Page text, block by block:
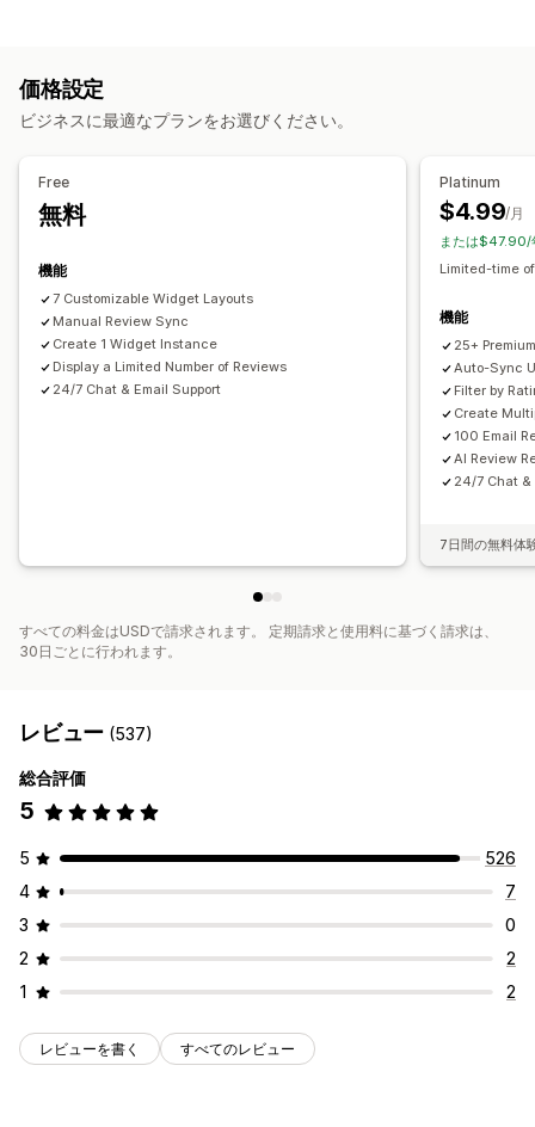
レビューサマリー
メールリクエスト
インポートとエクスポート
表示オプション
分析
エンゲージメント追跡
価格設定
ビジネスに最適なプランをお選びください。
Free
無料
機能
7 Customizable Widget Layouts
Manual Review Sync
Create 1 Widget Instance
Display a Limited Number of Reviews
24/7 Chat & Email Support
Platinum
$4.99/月
または$47.90/
Limited-time
機能
25+
Auto-Sync
Filter by
Create
100 Email
AI Review
24/7 Chat &
7日間の無料体
すべての料金はUSDで請求されます。 定期請求と使用料に基づく請求は、
30日ごとに行われます。
レビュー (537)
総合評価
5
5
526
4
7
3
0
2
2
1
2
レビューを書く すべてのレビュー